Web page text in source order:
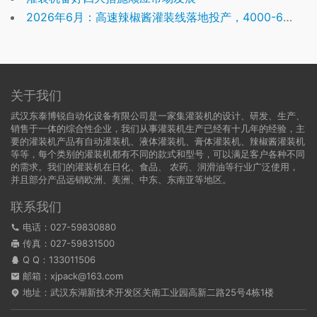
2026年6月：高速辣椒酱灌装线落地投产，4000-6000 瓶 / 时
关于我们
武汉东泰博锐自动化设备有限公司是一家集灌装机的设计、研发、生产、
销售于一体的综合性企业，我们从事灌装机生产已经有十几年的经验，主
要的灌装机产品有自动灌装机、液体灌装机、膏体灌装机、辣椒酱灌装机
等等，每个类别的灌装机都有不同的款式和型号，可以满足客户各种不同
的需求。我们的灌装机在日化、食品、 农药、润滑油等行业广泛使用，
并且部分产品远销欧洲、美洲、中东、东南亚等地区。
联系我们
电话：027-59830880
传真：027-59831500
Q Q： 133011506
邮箱：xjpack@163.com
地址：武汉东湖新技术开发区关南工业园高新二路25号4栋1楼